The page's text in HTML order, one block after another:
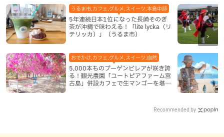
5年連続日本1位になった長崎そのぎ
茶が沖縄で味わえる！「lite lycka（リ
テリッカ）」（うるま市）
うるま市,カフェ,グルメ,スイーツ,本島中部
5,000本ものブーゲンビレアが咲き誇
る！観光農園「ユートピアファーム宮
古島」併設カフェで生マンゴーを堪能
おでかけ,カフェ,グルメ,スイーツ,自然
Recommended by